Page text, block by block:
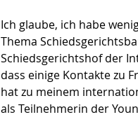
Ich glaube, ich habe
Thema
Schiedsgerichtshof der
dass einige Kontakte zu
hat zu meinem
als Teilnehmerin der